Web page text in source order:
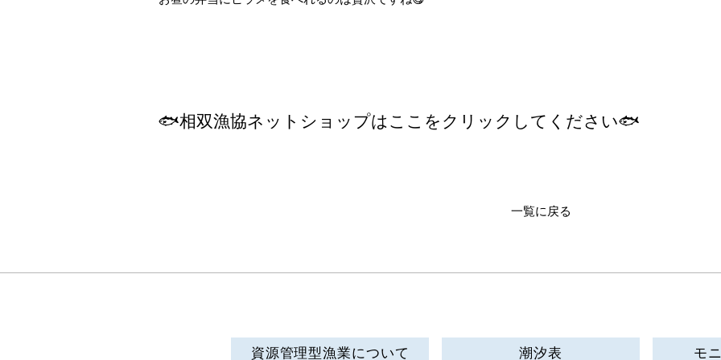
🐟相双漁協ネットショップはここをクリックしてください🐟
一覧に戻る
資源管理型漁業について 潮汐表 モ